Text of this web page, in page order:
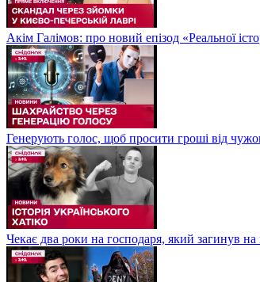
Акім Галімов: про новий епізод «Реальної
Генерують голос, щоб просити гроші від
Чекає два роки на господаря, який загинув